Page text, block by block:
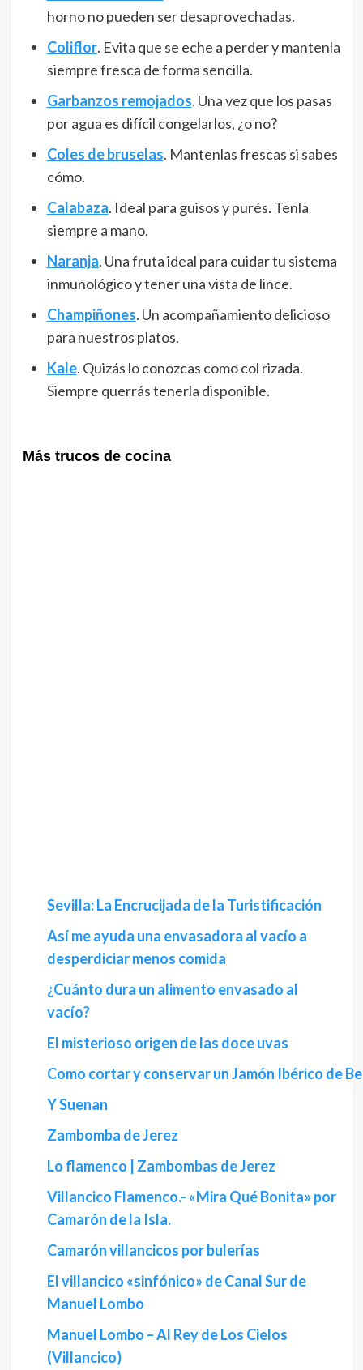
horno no pueden ser desaprovechadas.
Coliflor. Evita que se eche a perder y mantenla
siempre fresca de forma sencilla.
Garbanzos remojados. Una vez que los pasas
por agua es difícil congelarlos, ¿o no?
Coles de bruselas. Mantenlas frescas si sabes
cómo.
Calabaza. Ideal para guisos y purés. Tenla
siempre a mano.
Naranja. Una fruta ideal para cuidar tu sistema
inmunológico y tener una vista de lince.
Champiñones. Un acompañamiento delicioso
para nuestros platos.
Kale. Quizás lo conozcas como col rizada.
Siempre querrás tenerla disponible.
Más trucos de cocina
Sevilla: La Encrucijada de la Turistificación
Así me ayuda una envasadora al vacío a
desperdiciar menos comida
¿Cuánto dura un alimento envasado al
vacío?
El misterioso origen de las doce uvas
Como cortar y conservar un Jamón Ibérico de
Y Suenan
Zambomba de Jerez
Lo flamenco | Zambombas de Jerez
Villancico Flamenco.- «Mira Qué Bonita» por
Camarón de la Isla.
Camarón villancicos por bulerías
El villancico «sinfónico» de Canal Sur de
Manuel Lombo
Manuel Lombo – Al Rey de Los Cielos
(Villancico)